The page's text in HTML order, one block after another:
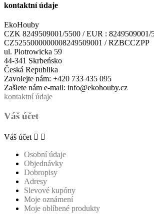
kontaktní údaje
EkoHouby
CZK 8249509001/5500 / EUR :
CZ5255000000008249509001 / RZBCCZPP
ul. Piotrowicka 59
44-341 Skrbeńsko
Česká Republika
Zavolejte nám: +420 733 435 095
Zašlete nám e-mail: info@ekohouby.cz
kontaktní údaje
Váš účet
Váš účet  
Osobní údaje
Objednávky
Dobropisy
Adresy
Slevové kupóny
Moje oznámení
Moje oblíbené produkty